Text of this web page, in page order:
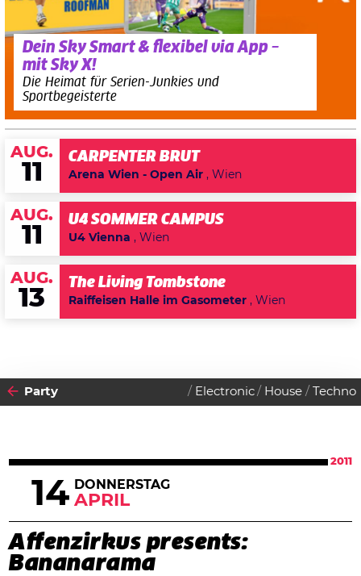
Dein Sky Smart & flexibel via App –
mit Sky X!
Die Heimat für Serien-Junkies und
Sportbegeisterte
AUG.
11
CARPENTER BRUT
Arena Wien - Open Air , Wien
AUG.
11
U4 SOMMER CAMPUS
U4 Vienna , Wien
AUG.
13
The Living Tombstone
Raiffeisen Halle im Gasometer , Wien
Party Electronic House Techno
2011
14 DONNERSTAG
APRIL
Affenzirkus presents:
Bananarama